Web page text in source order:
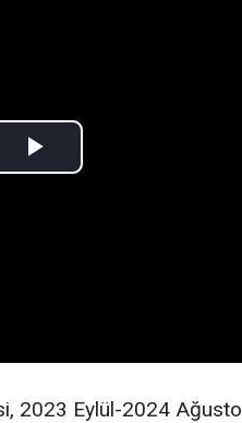
2023 Eylül-2024